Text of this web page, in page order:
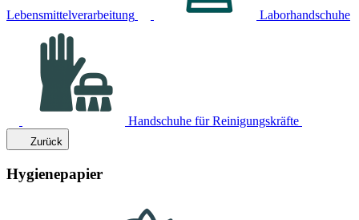
Lebensmittelverarbeitung Laborhandschuhe
Handschuhe für Reinigungskräfte
Zurück
Hygienepapier